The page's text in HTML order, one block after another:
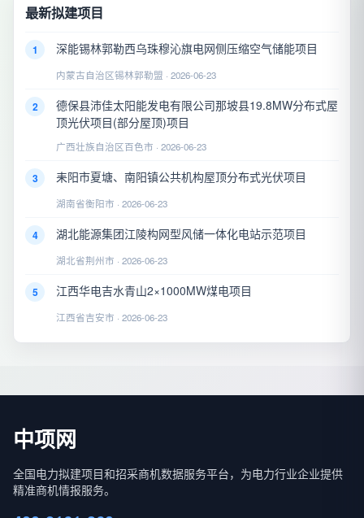
最新拟建项目
1 深能锡林郭勒西乌珠穆沁旗电网侧压缩空气储能项目
内蒙古自治区锡林郭勒盟 · 2026-06-23
2
德保县沛佳太阳能发电有限公司那坡县19.8MW分布式屋
顶光伏项目(部分屋顶)项目
广西壮族自治区百色市 · 2026-06-23
3 耒阳市夏塘、南阳镇公共机构屋顶分布式光伏项目
湖南省衡阳市 · 2026-06-23
4 湖北能源集团江陵构网型风储一体化电站示范项目
湖北省荆州市 · 2026-06-23
5 江西华电吉水青山2×1000MW煤电项目
江西省吉安市 · 2026-06-23
中项网
全国电力拟建项目和招采商机数据服务平台，为电力行业企业提供
精准商机情报服务。